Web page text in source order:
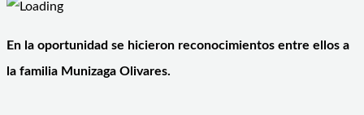
En la oportunidad se hicieron reconocimientos entre ellos a
la familia Munizaga Olivares.